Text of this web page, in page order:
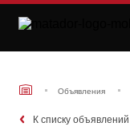
Объявления
К списку объявлений